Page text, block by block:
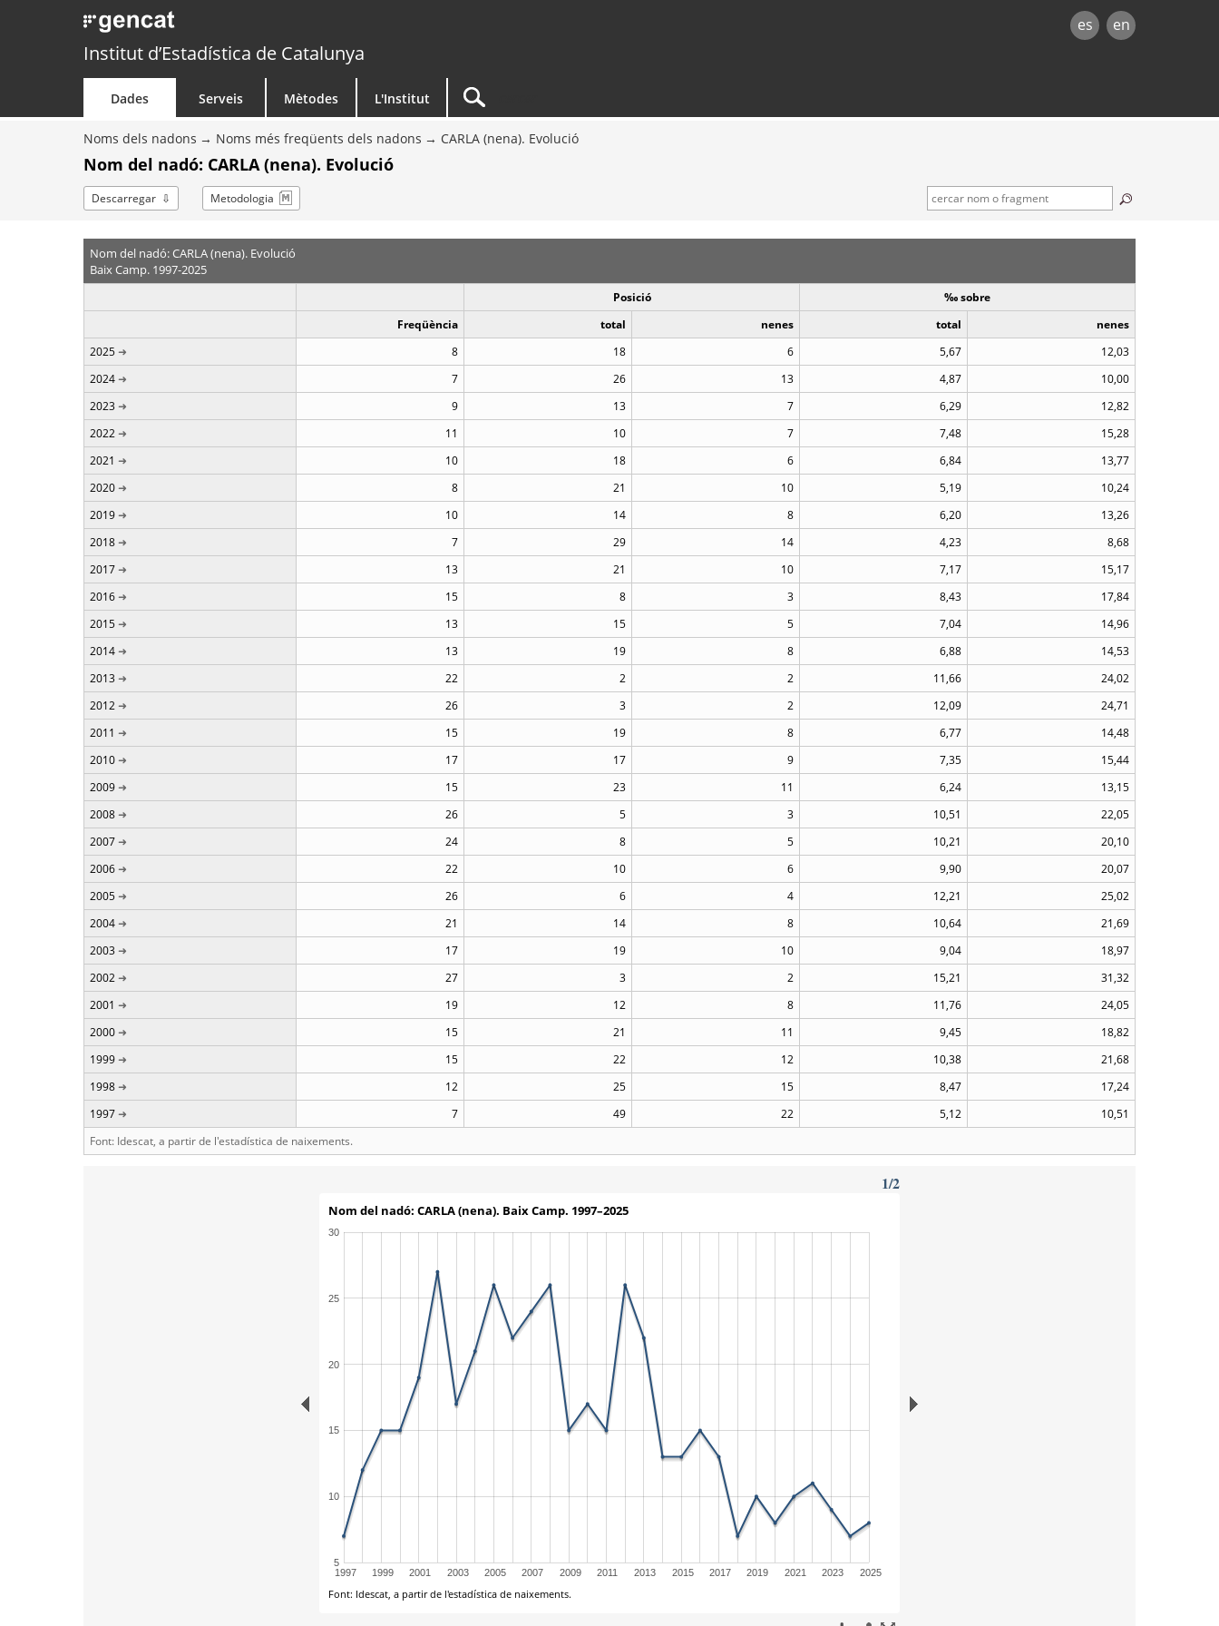
es en
Institut d’Estadística de Catalunya
Dades Serveis Mètodes L'Institut
Noms dels nadons Noms més freqüents dels nadons CARLA (nena). Evolució
Nom del nadó: CARLA (nena). Evolució
Descarregar Metodologia
Nom del nadó: CARLA (nena). Evolució
Baix Camp. 1997-2025
Posició
‰ sobre
Freqüència
total nenes total
nenes
2025
8 18 6 5,67
12,03
2024
7 26 13 4,87
10,00
2023
9 13 7 6,29
12,82
2022
11 10 7 7,48
15,28
2021
10 18 6 6,84
13,77
2020
8 21 10 5,19
10,24
2019
10 14 8 6,20
13,26
2018
7 29 14 4,23
8,68
2017
13 21 10 7,17
15,17
2016
15 8 3 8,43
17,84
2015
13 15 5 7,04
14,96
2014
13 19 8 6,88
14,53
2013
22 2 2 11,66
24,02
2012
26 3 2 12,09
24,71
2011
15 19 8 6,77
14,48
2010
17 17 9 7,35
15,44
2009
15 23 11 6,24
13,15
2008
26 5 3 10,51
22,05
2007
24 8 5 10,21
20,10
2006
22 10 6 9,90
20,07
2005
26 6 4 12,21
25,02
2004
21 14 8 10,64
21,69
2003
17 19 10 9,04
18,97
2002
27 3 2 15,21
31,32
2001
19 12 8 11,76
24,05
2000
15 21 11 9,45
18,82
1999
15 22 12 10,38
21,68
1998
12 25 15 8,47
17,24
1997
7 49 22 5,12
10,51
Font: Idescat, a partir de l'estadística de naixements.